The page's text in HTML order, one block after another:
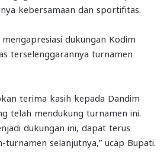
kebersamaan dan sportifitas.
dukungan Kodim
terselenggarannya turnamen
terima kasih kepada Dandim
telah mendukung turnamen ini.
dukungan ini, dapat terus
selanjutnya,” ucap Bupati.